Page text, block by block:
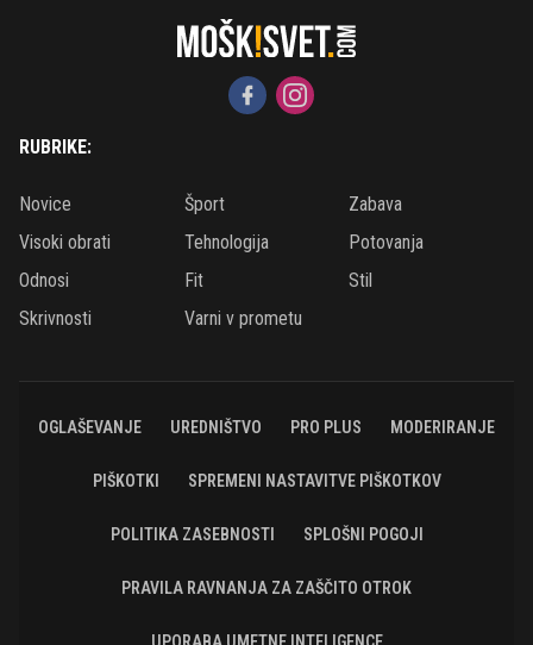
RUBRIKE:
Novice Šport
Zabava
Visoki obrati
Tehnologija
Potovanja
Odnosi
Fit
Stil
Skrivnosti
Varni v prometu
OGLAŠEVANJE UREDNIŠTVO PRO PLUS MODERIRANJE
PIŠKOTKI SPREMENI NASTAVITVE PIŠKOTKOV
POLITIKA ZASEBNOSTI SPLOŠNI POGOJI
PRAVILA RAVNANJA ZA ZAŠČITO OTROK